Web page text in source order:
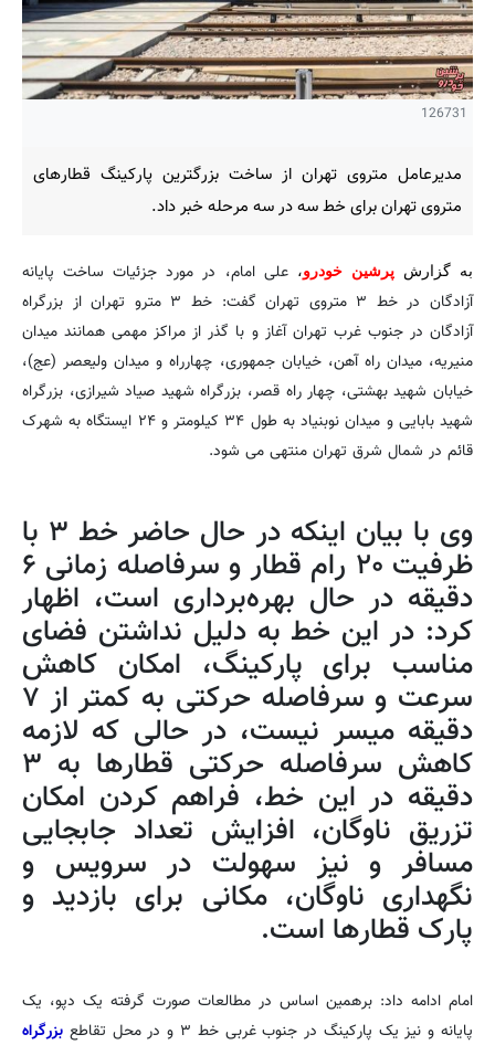
126731
مدیرعامل متروی تهران از ساخت بزرگترین پارکینگ قطارهای
متروی تهران برای خط سه در سه مرحله خبر داد.
به گزارش پرشین خودرو،علی امام، در مورد جزئیات ساخت پایانه
آزادگان در خط ۳ متروی تهران گفت: خط ۳ مترو تهران از بزرگراه
آزادگان در جنوب غرب تهران آغاز و با گذر از مراکز مهمی همانند میدان
منیریه، میدان راه آهن، خیابان جمهوری، چهارراه و میدان ولیعصر (عج)،
خیابان شهید بهشتی، چهار راه قصر، بزرگراه شهید صیاد شیرازی، بزرگراه
شهید بابایی و میدان نوبنیاد به طول ۳۴ کیلومتر و ۲۴ ایستگاه به شهرک
قائم در شمال شرق تهران منتهی می شود.
وی با بیان اینکه در حال حاضر خط ۳ با
ظرفیت ۲۰ رام قطار و سرفاصله زمانی ۶
دقیقه در حال بهره‌برداری است، اظهار
کرد: در این خط به دلیل نداشتن فضای
مناسب برای پارکینگ، امکان کاهش
سرعت و سرفاصله حرکتی به کمتر از ۷
دقیقه میسر نیست، در حالی که لازمه
کاهش سرفاصله حرکتی قطارها به ۳
دقیقه در این خط، فراهم کردن امکان
تزریق ناوگان، افزایش تعداد جابجایی
مسافر و نیز سهولت در سرویس و
نگهداری ناوگان، مکانی برای بازدید و
پارک قطارها است.
امام ادامه داد: برهمین اساس در مطالعات صورت گرفته یک دپو، یک
پایانه و نیز یک پارکینگ در جنوب غربی خط ۳ و در محل تقاطع
بزرگراه